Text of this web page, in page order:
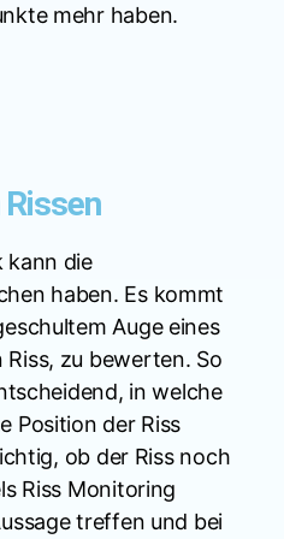
mehr haben.
kann die
haben. Es kommt
Auge eines
zu bewerten. So
in welche
Position der Riss
ob der Riss noch
Riss Monitoring
treffen und bei